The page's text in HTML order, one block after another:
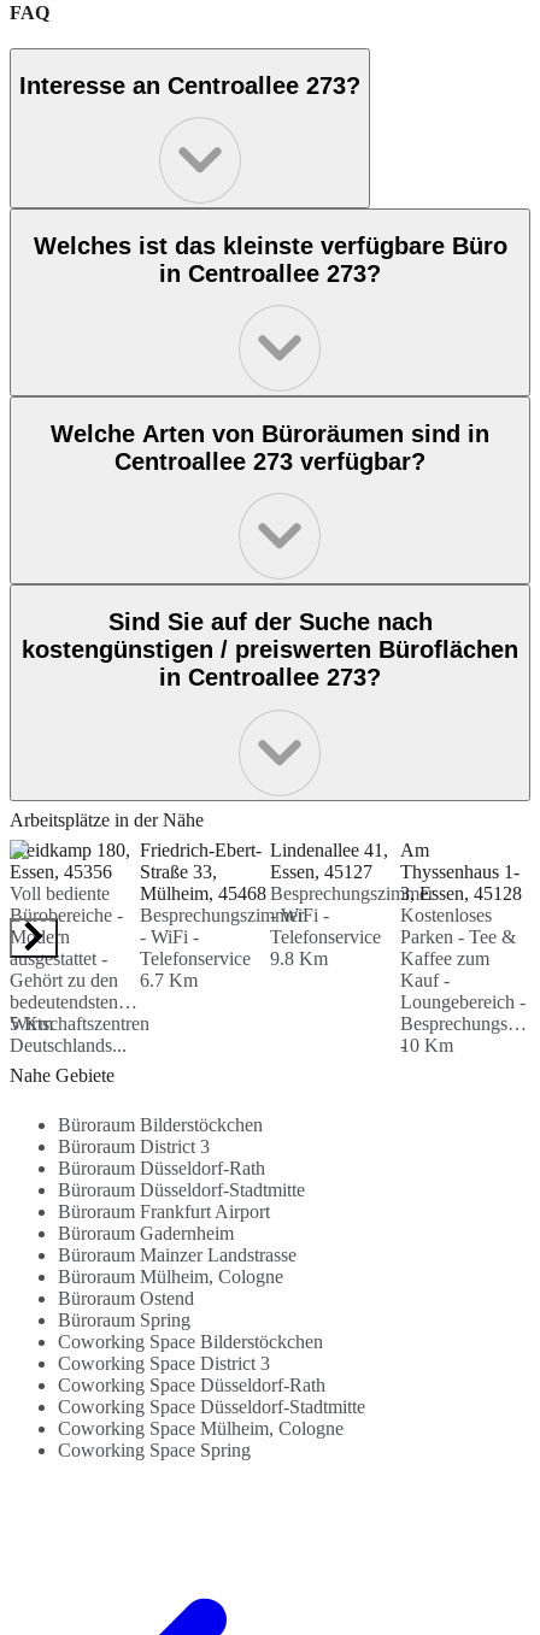
FAQ
Interesse an Centroallee 273?
Welches ist das kleinste verfügbare Büro
in Centroallee 273?
Welche Arten von Büroräumen sind in
Centroallee 273 verfügbar?
Sind Sie auf der Suche nach
kostengünstigen / preiswerten Büroflächen
in Centroallee 273?
Arbeitsplätze in der Nähe
Weidkamp 180,
Essen, 45356
Voll bediente
Bürobereiche -
Modern
ausgestattet -
Gehört zu den
bedeutendsten
Wirtschaftszentren
Deutschlands...
5 Km
Friedrich-Ebert-
Straße 33,
Mülheim, 45468
Besprechungszimmer
- WiFi -
Telefonservice
6.7 Km
Lindenallee 41,
Essen, 45127
Besprechungszimmer
- WiFi -
Telefonservice
9.8 Km
Am
Thyssenhaus 1-
3, Essen, 45128
Kostenloses
Parken - Tee &
Kaffee zum
Kauf -
Loungebereich -
-
10 Km
Nahe Gebiete
Büroraum Bilderstöckchen
Büroraum District 3
Büroraum Düsseldorf-Rath
Büroraum Düsseldorf-Stadtmitte
Büroraum Frankfurt Airport
Büroraum Gadernheim
Büroraum Mainzer Landstrasse
Büroraum Mülheim, Cologne
Büroraum Ostend
Büroraum Spring
Coworking Space Bilderstöckchen
Coworking Space District 3
Coworking Space Düsseldorf-Rath
Coworking Space Düsseldorf-Stadtmitte
Coworking Space Mülheim, Cologne
Coworking Space Spring